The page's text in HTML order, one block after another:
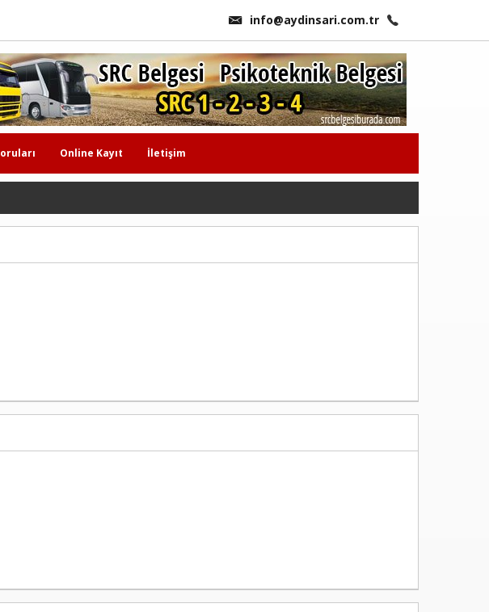
info@aydinsari.com.tr
Online Kayıt İletişim